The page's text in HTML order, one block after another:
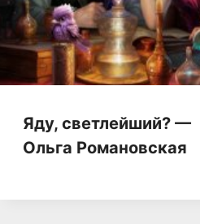
Яду, светлейший? —
Ольга Романовская